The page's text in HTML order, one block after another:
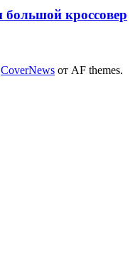
кроссовер
CoverNews от AF themes.